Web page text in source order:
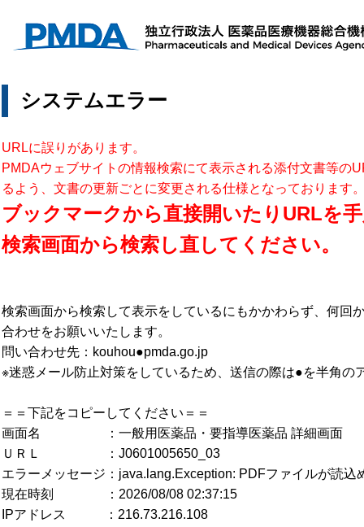
システムエラー
URLに誤りがあります。
PMDAウェブサイトの情報検索にて表示される添付文書等の
るよう、文書の更新ごとに変更される仕様となっております
ブックマークから直接開いたりURLを
検索画面から検索し直してください。
検索画面から検索して表示をしているにもかかわらず、何回
合わせをお願いいたします。
問い合わせ先：kouhou●pmda.go.jp
※迷惑メール防止対策をしているため、送信の際は●を半角の
＝＝下記をコピーしてください＝＝
画面名 ：一般用医薬品・要指導医薬品 詳細画面
ＵＲＬ ：J0601005650_03
エラーメッセージ：java.lang.Exception: PDFファイルが読込
現在時刻 ：2026/08/08 02:37:15
IPアドレス ：216.73.216.108